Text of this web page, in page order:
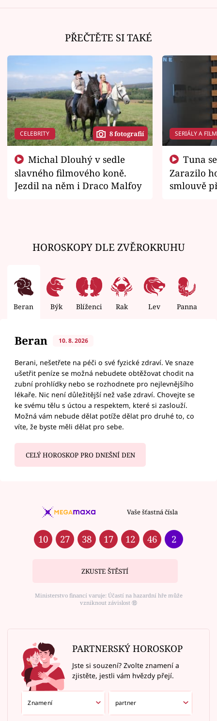
PŘEČTĚTE SI TAKÉ
CELEBRITY 8 fotografií
slavného filmového koně.
Jezdil na něm i Draco Malfoy
SERIÁLY A
Zarazilo
smlouvě
HOROSKOPY DLE ZVĚROKRUHU
Beran Býk Blíženci Rak Lev Panna
Beran 10. 8. 2026
Berani, nešetřete na péči o své fyzické zdraví. Ve snaze
ušetřit peníze se možná nebudete obtěžovat chodit na
zubní prohlídky nebo se rozhodnete pro nejlevnějšího
lékaře. Nic není důležitější než vaše zdraví. Chovejte se
ke svému tělu s úctou a respektem, které si zaslouží.
Možná vám nebude dělat potíže dělat pro druhé to, co
víte, že byste měli dělat pro sebe.
CELÝ HOROSKOP PRO DNEŠNÍ DEN
Vaše šťastná čísla
10 27 38 17 12 46 2
ZKUSTE ŠTĚSTÍ
Ministerstvo financí varuje: Účastí na hazardní hře může
vzniknout závislost ⑱
PARTNERSKÝ HOROSKOP
Jste si souzení? Zvolte znamení a
zjistěte, jestli vám hvězdy přejí.